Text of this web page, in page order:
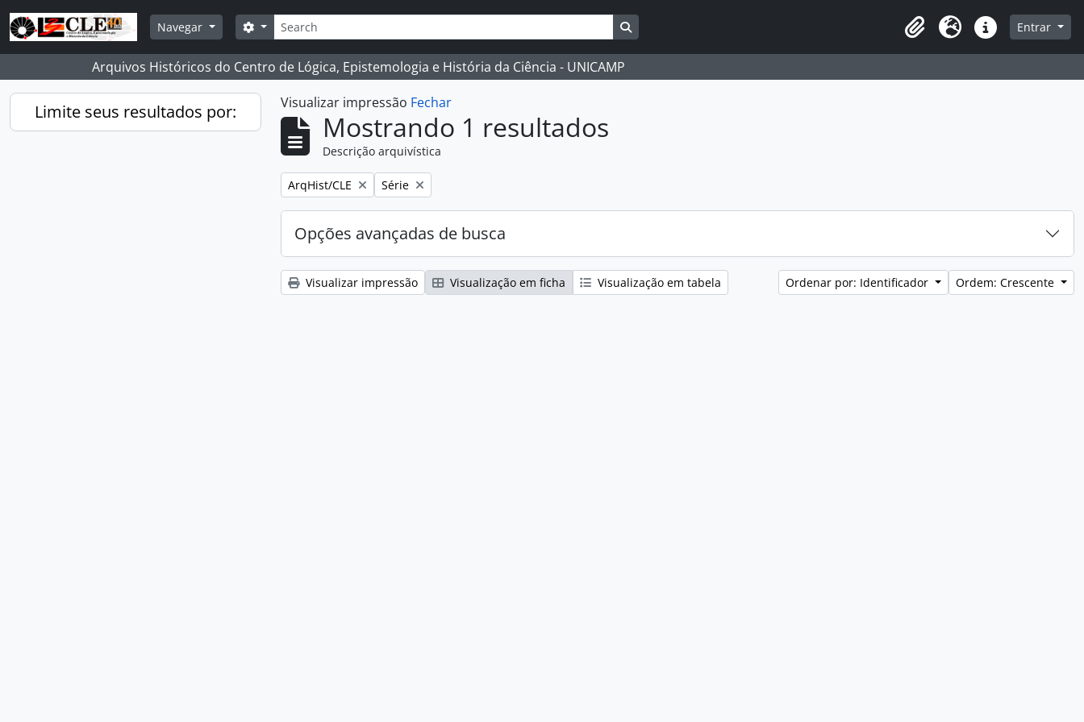
Skip to main content
Navegar
Buscar
Opções de busca
Clipboard
Idioma Atalhos Entrar
Arquivos Históricos do Centro de Lógica, Epistemologia e História da Ciência - UNICAMP
Limite seus resultados por: Visualizar impressão Fechar
Mostrando 1 resultados
Descrição arquivística
Remover filtro:
ArqHist/CLE Remover filtro:
Série
Opções avançadas de busca
Visualizar impressão Visualização em ficha Visualização em tabela Ordenar por: Identificador Ordem: Crescente